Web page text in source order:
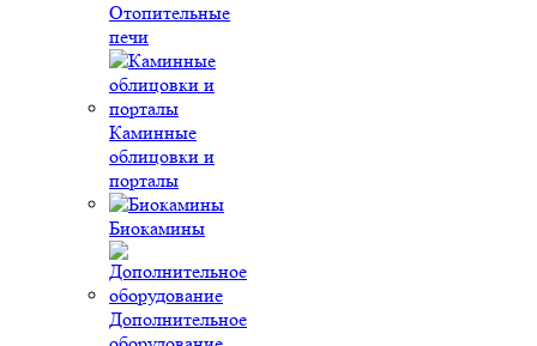
Отопительные
печи
Каминные
облицовки и
порталы
Биокамины
Дополнительное